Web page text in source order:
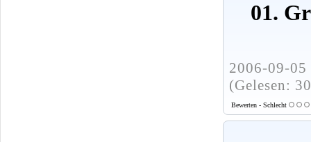
01.
2006-09-
(Gelesen:
Bewerten - Schlecht